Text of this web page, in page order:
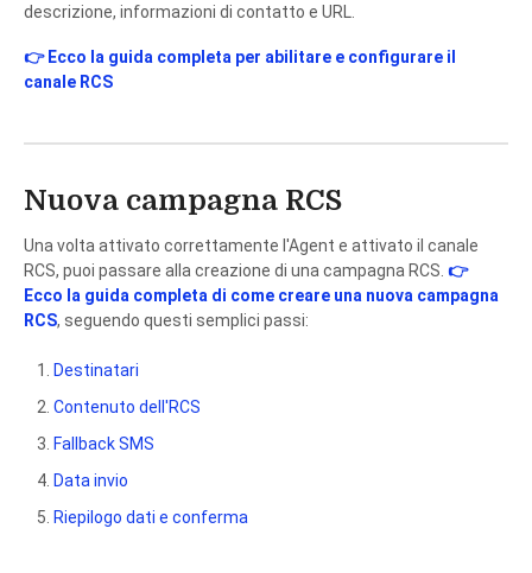
descrizione, informazioni di contatto e URL.
👉 Ecco la guida completa per abilitare e configurare il
canale RCS
Nuova campagna RCS
Una volta attivato correttamente l'Agent e attivato il canale
RCS, puoi passare alla creazione di una campagna RCS. 👉
Ecco la guida completa di come creare una nuova campagna
RCS, seguendo questi semplici passi:
Destinatari
Contenuto dell'RCS
Fallback SMS
Data invio
Riepilogo dati e conferma